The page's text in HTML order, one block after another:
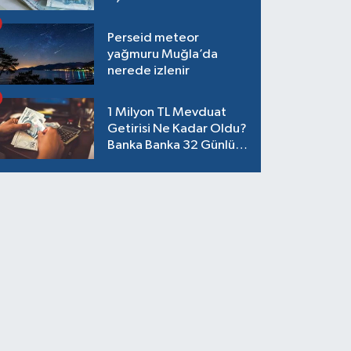
Perseid meteor
yağmuru Muğla’da
nerede izlenir
1 Milyon TL Mevduat
Getirisi Ne Kadar Oldu?
Banka Banka 32 Günlük